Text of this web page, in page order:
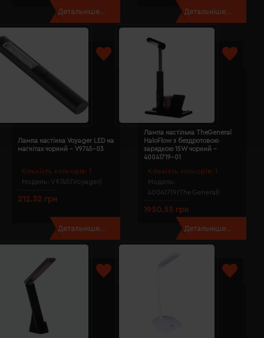
Детальніше... Детальніше...
Кількість кольорів: 1
Модель: V9745(Voyager)
Лампа настінна Voyager LED на
магнітах чорний - V9745-03
212.32 грн
Детальніше...
Кількість кольорів: 1
Модель:
40041719(TheGeneral)
Лампа настільна TheGeneral
HaloFlow з бездротовою
зарядкою 15W чорний -
40041719-01
1950.55 грн
Детальніше...